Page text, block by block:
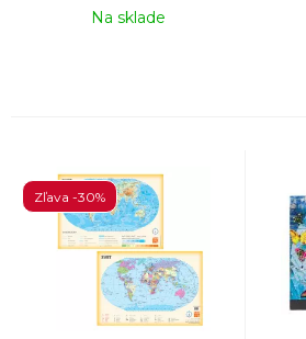
Na sklade
Zľava -30%